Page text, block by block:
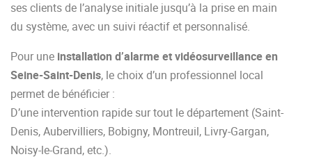
ses clients de l’analyse initiale jusqu’à la prise en main
du système, avec un suivi réactif et personnalisé.
Pour une installation d’alarme et vidéosurveillance en
Seine-Saint-Denis, le choix d’un professionnel local
permet de bénéficier :
D’une intervention rapide sur tout le département (Saint-
Denis, Aubervilliers, Bobigny, Montreuil, Livry-Gargan,
Noisy-le-Grand, etc.).